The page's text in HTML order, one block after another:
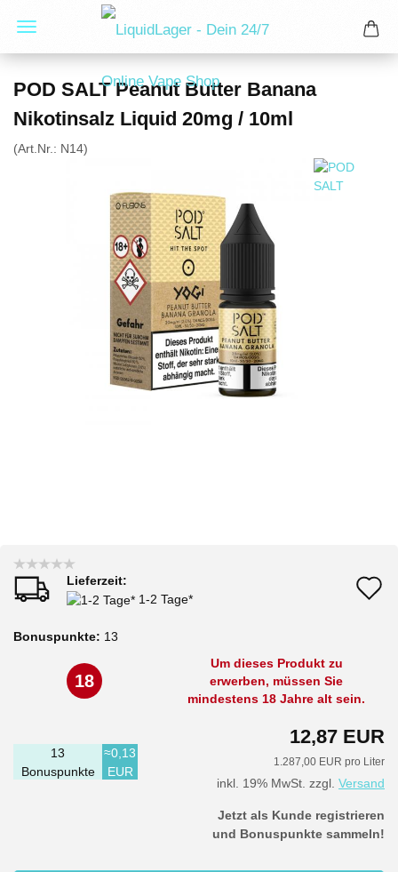
POD SALT Peanut Butter Banana
Nikotinsalz Liquid 20mg / 10ml
(Art.Nr.: N14)
Lieferzeit:
1-2 Tage*
Bonuspunkte: 13
18
Um dieses Produkt zu
erwerben, müssen Sie
mindestens 18 Jahre alt sein.
12,87 EUR
1.287,00 EUR pro Liter
inkl. 19% MwSt. zzgl. Versand
13
Bonuspunkte
≈0,13
EUR
Jetzt als Kunde registrieren
und Bonuspunkte sammeln!